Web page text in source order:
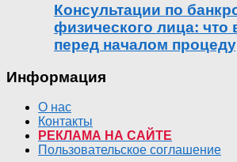
Консультации по
физического лица: что
перед началом
Информация
О нас
Контакты
РЕКЛАМА НА САЙТЕ
Пользовательское соглашение